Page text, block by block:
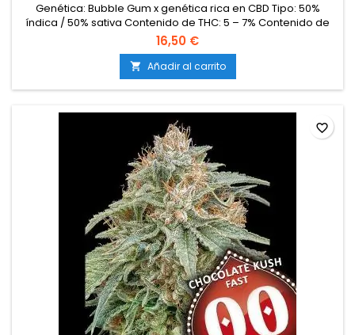
Genética: Bubble Gum x genética rica en CBD Tipo: 50%
índica / 50% sativa Contenido de THC: 5 – 7% Contenido de
CBD: 8 – 12% Ratio THC:CBD: 1:2 Tiempo de floración: 8 – 9
semanas en interior Producción en interior: 450 – 500 g/m²
Producción en exterior: 600 – 900 g/planta Altura: 80 – 120 cm
en interior; hasta 200 cm en exterior Aromas y sabores:...
16,50 €
 Añadir al carrito
favorite_border